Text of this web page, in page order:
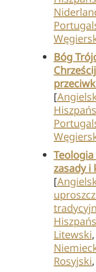
Bóg
[
zasady i
[
Litewski,
Rosyjski,